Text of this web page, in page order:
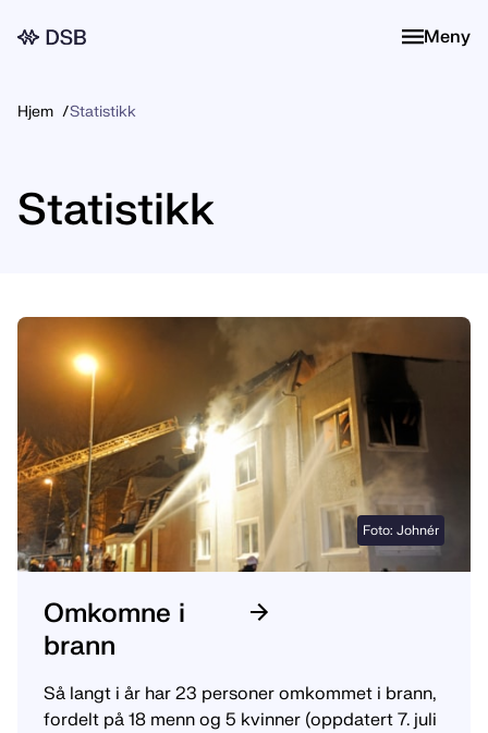
Meny
Meny
Hjem Statistikk
Statistikk
Omkomne i
brann
Så langt i år har 23 personer omkommet i brann,
fordelt på 18 menn og 5 kvinner (oppdatert 7. juli
Foto: Johnér